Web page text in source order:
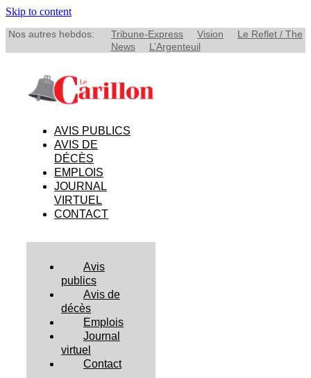
Skip to content
Nos autres hebdos: Tribune-Express Vision
Le Reflet / The
News
L’Argenteuil
AVIS PUBLICS
AVIS DE
DÉCÈS
EMPLOIS
JOURNAL
VIRTUEL
CONTACT
Avis
publics
Avis de
décès
Emplois
Journal
virtuel
Contact